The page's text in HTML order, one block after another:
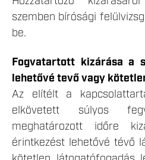
szemben bírósági
be.
Fogvatartott kizárása a
lehetővé tevő vagy
Az elítélt a
elkövetett súlyos
meghatározott időre
érintkezést lehetővé tévő